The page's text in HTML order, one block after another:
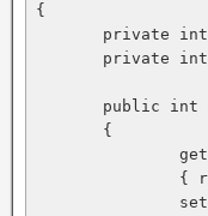
{
private
private
public int
       {
               get
{
               set